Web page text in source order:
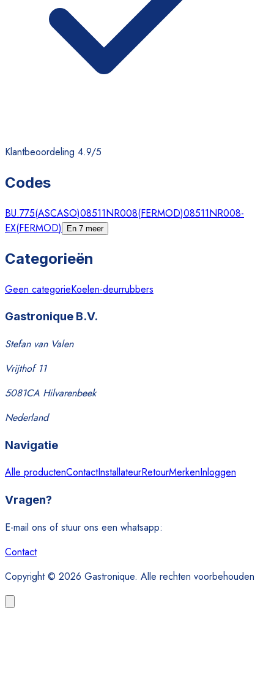
Klantbeoordeling 4.9/5
Codes
BU.775(ASCASO)08511NR008(FERMOD)08511NR008-
EX(FERMOD) En 7 meer
Categorieën
Geen categorieKoelen-deurrubbers
Gastronique B.V.
Stefan van Valen
Vrijthof 11
5081CA Hilvarenbeek
Nederland
Navigatie
Alle productenContactInstallateurRetourMerkenInloggen
Vragen?
E-mail ons of stuur ons een whatsapp:
Contact
Copyright © 2026 Gastronique. Alle rechten voorbehouden